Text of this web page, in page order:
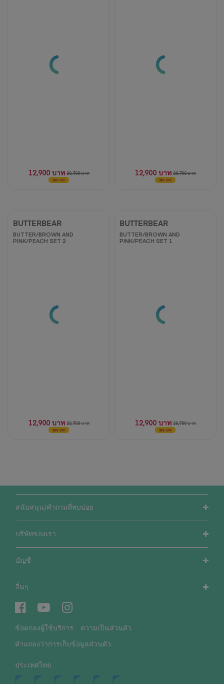
12,900 บาท 20,700 บาท
38% OFF
12,900 บาท 20,700 บาท
38% OFF
BUTTERBEAR
BUTTER/BROWN AND
PINK/PEACH SET 2
12,900 บาท 20,700 บาท
38% OFF
BUTTERBEAR
BUTTER/BROWN AND
PINK/PEACH SET 1
12,900 บาท 20,700 บาท
38% OFF
สนับสนุน/คำถามที่พบบ่อย
บริษัทของเรา
บัญชี
อื่นๆ
ข้อตกลงผู้ใช้บริการ
ความเป็นส่วนตัว
คำแถลงว่าการเก็บข้อมูลส่วนตัว
ประเทศไทย